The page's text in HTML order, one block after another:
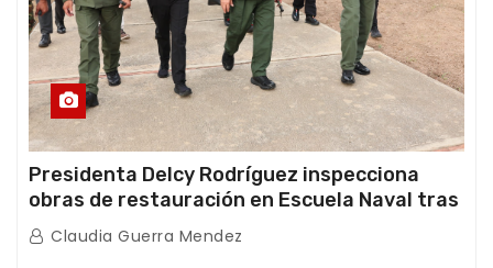
Presidenta Delcy Rodríguez inspecciona
obras de restauración en Escuela Naval tras
afectaciones sísmicas en La Guaira
Claudia Guerra Mendez